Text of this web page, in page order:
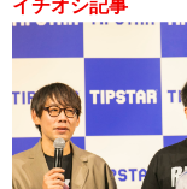
イチオシ記事